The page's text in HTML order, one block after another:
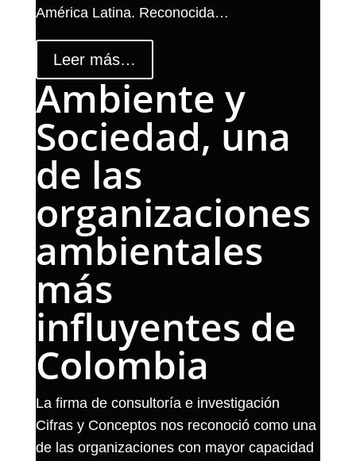
América Latina. Reconocida…
Leer más…
Ambiente y
Sociedad, una
de las
organizaciones
ambientales
más
influyentes de
Colombia
La firma de consultoría e investigación
Cifras y Conceptos nos reconoció como una
de las organizaciones con mayor capacidad